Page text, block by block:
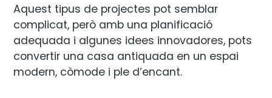
Aquest tipus de projectes pot semblar
complicat, però amb una planificació
adequada i algunes idees innovadores, pots
convertir una casa antiquada en un espai
modern, còmode i ple d’encant.